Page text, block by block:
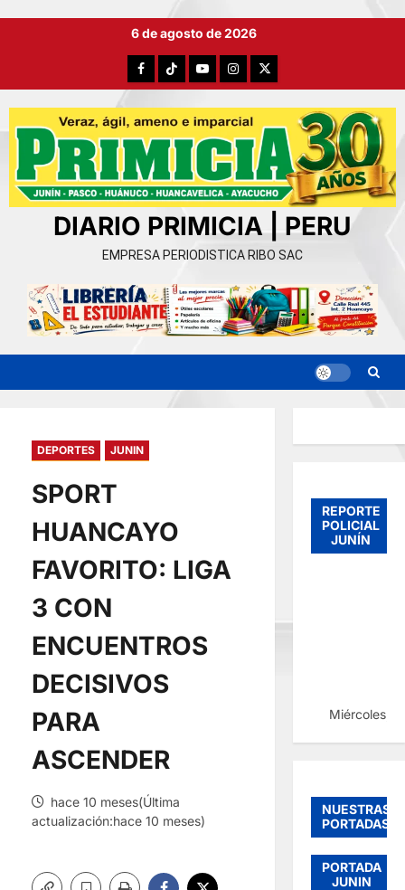
6 de agosto de 2026
FacebookTikTokYouTubeInstagram
X
DIARIO PRIMICIA | PERU
EMPRESA PERIODISTICA RIBO SAC
DEPORTES JUNIN
SPORT
HUANCAYO
FAVORITO: LIGA
3 CON
ENCUENTROS
DECISIVOS
PARA
ASCENDER
hace 10 meses(Última
actualización:hace 10 meses)
REPORTE
POLICIAL
JUNÍN
Miércoles,
NUESTRAS
PORTADAS
PORTADA
JUNIN